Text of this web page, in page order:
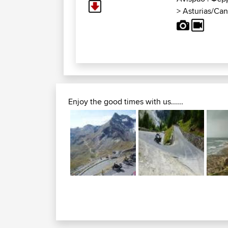
>Asturias/
Enjoy the good times with us......